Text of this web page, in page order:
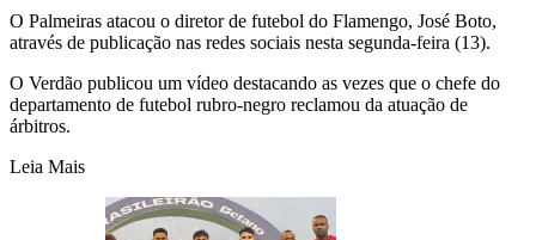
O Palmeiras atacou o diretor de futebol do Flamengo, José Boto,
através de publicação nas redes sociais nesta segunda-feira (13).
O Verdão publicou um vídeo destacando as vezes que o chefe do
departamento de futebol rubro-negro reclamou da atuação de
árbitros.
Leia Mais